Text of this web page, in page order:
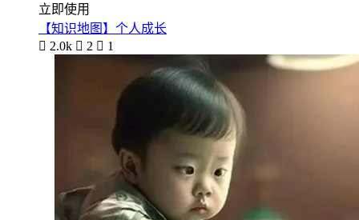
立即使用
【知识地图】个人成长
 2.0k  2  1